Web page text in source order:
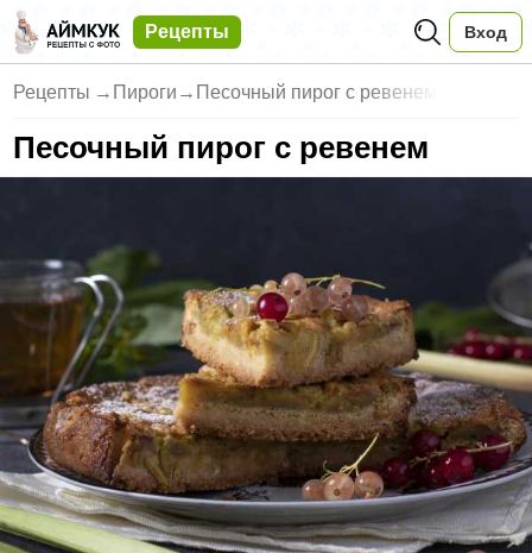
Рецепты Вход
Рецепты → Пироги → Песочный пирог с ревенем
Песочный пирог с ревенем